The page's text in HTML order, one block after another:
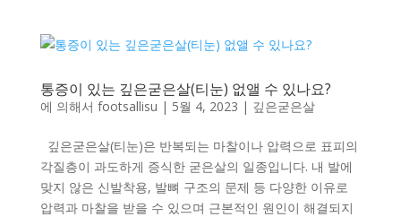
통증이 있는 깊은굳은살(티눈) 없앨 수 있나요?
에 의해서 footsallisu | 5월 4, 2023 | 깊은굳은살
깊은굳은살(티눈)은 반복되는 마찰이나 압력으로 표피의
각질층이 과도하게 증식한 굳은살의 일종입니다. 내 발에
맞지 않은 신발착용, 발뼈 구조의 문제 등 다양한 이유로
압력과 마찰을 받을 수 있으며 근본적인 원인이 해결되지